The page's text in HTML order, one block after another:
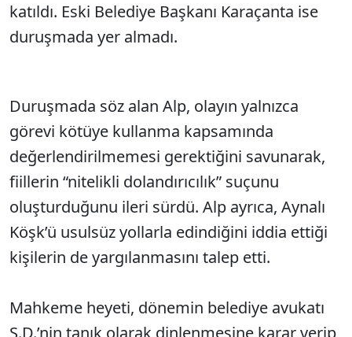
katıldı. Eski Belediye Başkanı Karaçanta ise
duruşmada yer almadı.
Duruşmada söz alan Alp, olayın yalnızca
görevi kötüye kullanma kapsamında
değerlendirilmemesi gerektiğini savunarak,
fiillerin “nitelikli dolandırıcılık” suçunu
oluşturduğunu ileri sürdü. Alp ayrıca, Aynalı
Köşk’ü usulsüz yollarla edindiğini iddia ettiği
kişilerin de yargılanmasını talep etti.
Mahkeme heyeti, dönemin belediye avukatı
S.D.’nin tanık olarak dinlenmesine karar verip